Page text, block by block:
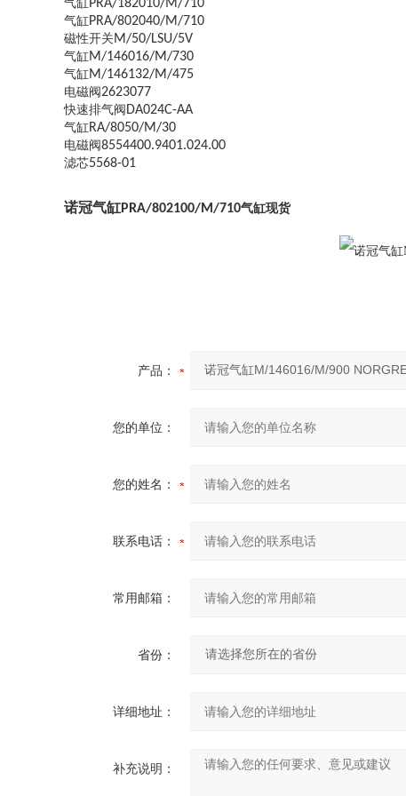
气缸 PRA/182010/M/710
气缸PRA/802040/M/710
磁性开关M/50/LSU/5V
气缸M/146016/M/730
气缸M/146132/M/475
电磁阀2623077
快速排气阀 DA024C-AA
气缸RA/8050/M/30
电磁阀8554400.9401.024.00
滤芯5568-01
诺冠气缸PRA/802100/M/710气缸现货
产品：
您的单位：
您的姓名：
联系电话：
常用邮箱：
省份：
详细地址：
补充说明：